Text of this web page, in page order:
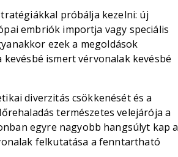
próbálja kezelni: új
embriók importja vagy speciális
ezek a megoldások
ismert vérvonalak kevésbé
diverzitás csökkenését és a
természetes velejárója a
egyre nagyobb hangsúlyt kap a
felkutatása a fenntartható